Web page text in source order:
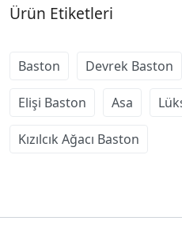
Ürün Etiketleri
Baston Devrek Baston
Elişi Baston Asa
Kızılcık Ağacı Baston